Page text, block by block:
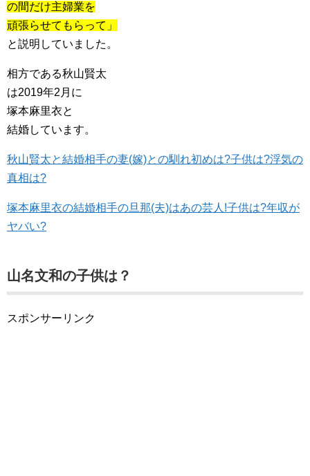
の間だけ主婦業を
頑張らせてもらって」
と説明していました。
相方である秋山賢太
は2019年2月に
塚本麻里衣と
結婚しています。
秋山賢太と結婚相手の妻(嫁)との馴れ初めは?子供は?浮気の
真相は?
塚本麻里衣の結婚相手の旦那(夫)はあの芸人!子供は?年収が
ヤバい?
山名文和の子供は？
スポンサーリンク